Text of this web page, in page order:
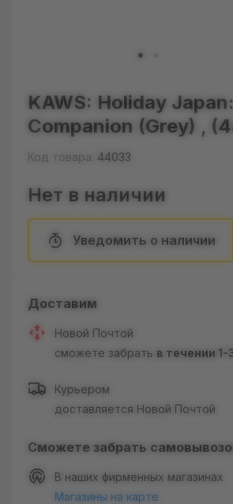
KAWS: Holiday Japan:
Companion (Grey) ,
Код товара: 44033
Нет в наличии
Уведомить о наличии
Доставим
Новой Почтой
сможете забрать в течении 1-
Курьером
доставляется Новой Почтой
Сможете забрать
В наших фирменных магазинах
Магазины на карте